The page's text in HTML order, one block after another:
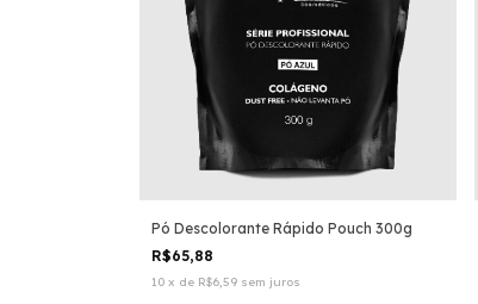
Pó Descolorante Rápido Pouch 300g
R$65,88
10 x de R$6,59 sem juros